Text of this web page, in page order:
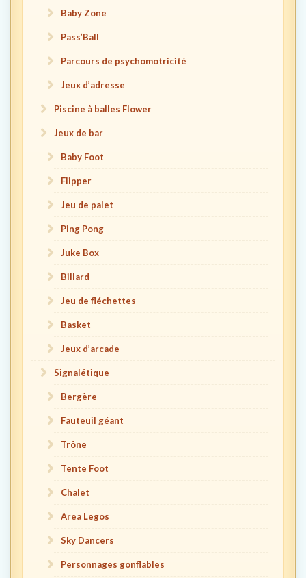
Baby Zone
Pass’Ball
Parcours de psychomotricité
Jeux d’adresse
Piscine à balles Flower
Jeux de bar
Baby Foot
Flipper
Jeu de palet
Ping Pong
Juke Box
Billard
Jeu de fléchettes
Basket
Jeux d’arcade
Signalétique
Bergère
Fauteuil géant
Trône
Tente Foot
Chalet
Area Legos
Sky Dancers
Personnages gonflables